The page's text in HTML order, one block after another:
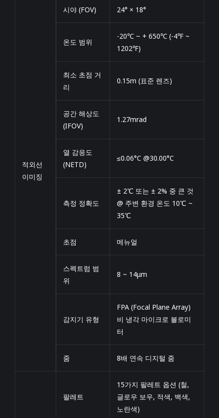
적외선
이미징
시야 (FOV) 24° × 18°
온도 범위
-20℃ ~ + 650℃ (-4℉ ~
1202℉)
최소 초점 거
리
0.15m (표준 렌즈)
공간 해상도
(IFOV)
1.27mrad
열 감응도
(NETD)
≤0.06°C @30.00°C
측정 정확도
± 2℃ 또는 ± 2% 중 큰 것
@ 주변 환경 온도 10℃ ~
35℃
초점 메뉴얼
스펙트럼 범
위
8 ~ 14μm
감지기 유형
FPA (Focal Plane Array)
비 냉각 마이크로 볼로미
터
줌 8배 연속 디지털 줌
팔레트
15가지 팔레트 옵션 (철,
글로우 보우, 적색, 백색,
노란색)